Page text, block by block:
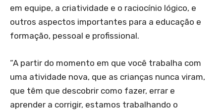
em equipe, a criatividade e o raciocínio lógico, e
outros aspectos importantes para a educação e
formação, pessoal e profissional.
“A partir do momento em que você trabalha com
uma atividade nova, que as crianças nunca viram,
que têm que descobrir como fazer, errar e
aprender a corrigir, estamos trabalhando o